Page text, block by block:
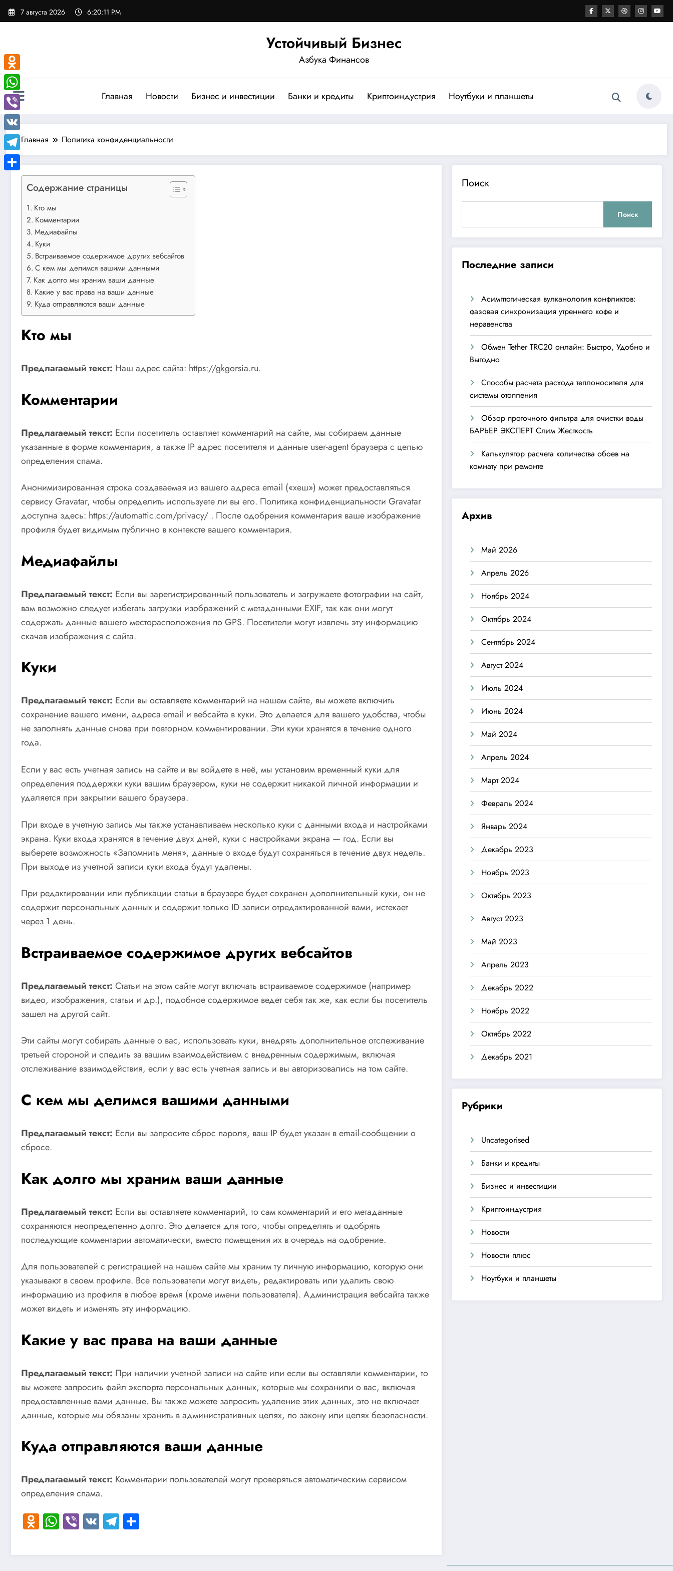
Перейти
7 августа 2026 6:20:11 PM
Устойчивый Бизнес
Азбука Финансов
Главная Новости Бизнес и инвестиции Банки и кредиты Криптоиндустрия Ноутбуки и планшеты
Главная Политика конфиденциальности
Содержание страницы
Кто мы
Комментарии
Медиафайлы
Куки
Встраиваемое содержимое других вебсайтов
С кем мы делимся вашими данными
Как долго мы храним ваши данные
Какие у вас права на ваши данные
Куда отправляются ваши данные
Кто мы
Предлагаемый текст: Наш адрес сайта: https://gkgorsia.ru.
Комментарии
Предлагаемый текст: Если посетитель оставляет комментарий на сайте, мы собираем данные
указанные в форме комментария, а также IP адрес посетителя и данные user-agent браузера с целью
определения спама.
Анонимизированная строка создаваемая из вашего адреса email («хеш») может предоставляться
сервису Gravatar, чтобы определить используете ли вы его. Политика конфиденциальности Gravatar
доступна здесь: https://automattic.com/privacy/ . После одобрения комментария ваше изображение
профиля будет видимым публично в контексте вашего комментария.
Медиафайлы
Предлагаемый текст: Если вы зарегистрированный пользователь и загружаете фотографии на сайт,
вам возможно следует избегать загрузки изображений с метаданными EXIF, так как они могут
содержать данные вашего месторасположения по GPS. Посетители могут извлечь эту информацию
скачав изображения с сайта.
Куки
Предлагаемый текст: Если вы оставляете комментарий на нашем сайте, вы можете включить
сохранение вашего имени, адреса email и вебсайта в куки. Это делается для вашего удобства, чтобы
не заполнять данные снова при повторном комментировании. Эти куки хранятся в течение одного
года.
Если у вас есть учетная запись на сайте и вы войдете в неё, мы установим временный куки для
определения поддержки куки вашим браузером, куки не содержит никакой личной информации и
удаляется при закрытии вашего браузера.
При входе в учетную запись мы также устанавливаем несколько куки с данными входа и настройками
экрана. Куки входа хранятся в течение двух дней, куки с настройками экрана — год. Если вы
выберете возможность «Запомнить меня», данные о входе будут сохраняться в течение двух недель.
При выходе из учетной записи куки входа будут удалены.
При редактировании или публикации статьи в браузере будет сохранен дополнительный куки, он не
содержит персональных данных и содержит только ID записи отредактированной вами, истекает
через 1 день.
Встраиваемое содержимое других вебсайтов
Предлагаемый текст: Статьи на этом сайте могут включать встраиваемое содержимое (например
видео, изображения, статьи и др.), подобное содержимое ведет себя так же, как если бы посетитель
зашел на другой сайт.
Эти сайты могут собирать данные о вас, использовать куки, внедрять дополнительное отслеживание
третьей стороной и следить за вашим взаимодействием с внедренным содержимым, включая
отслеживание взаимодействия, если у вас есть учетная запись и вы авторизовались на том сайте.
С кем мы делимся вашими данными
Предлагаемый текст: Если вы запросите сброс пароля, ваш IP будет указан в email-сообщении о
сбросе.
Как долго мы храним ваши данные
Предлагаемый текст: Если вы оставляете комментарий, то сам комментарий и его метаданные
сохраняются неопределенно долго. Это делается для того, чтобы определять и одобрять
последующие комментарии автоматически, вместо помещения их в очередь на одобрение.
Для пользователей с регистрацией на нашем сайте мы храним ту личную информацию, которую они
указывают в своем профиле. Все пользователи могут видеть, редактировать или удалить свою
информацию из профиля в любое время (кроме имени пользователя). Администрация вебсайта также
может видеть и изменять эту информацию.
Какие у вас права на ваши данные
Предлагаемый текст: При наличии учетной записи на сайте или если вы оставляли комментарии, то
вы можете запросить файл экспорта персональных данных, которые мы сохранили о вас, включая
предоставленные вами данные. Вы также можете запросить удаление этих данных, это не включает
данные, которые мы обязаны хранить в административных целях, по закону или целях безопасности.
Куда отправляются ваши данные
Предлагаемый текст: Комментарии пользователей могут проверяться автоматическим сервисом
определения спама.
Odnoklassniki
WhatsApp
Viber
VKTelegram
Поиск
Поиск
Последние записи
Асимптотическая вулканология конфликтов:
фазовая синхронизация утреннего кофе и
неравенства
Обмен Tether TRC20 онлайн: Быстро, Удобно и
Выгодно
Способы расчета расхода теплоносителя для
системы отопления
Обзор проточного фильтра для очистки воды
БАРЬЕР ЭКСПЕРТ Слим Жесткость
Калькулятор расчета количества обоев на
комнату при ремонте
Архив
Май 2026
Апрель 2026
Ноябрь 2024
Октябрь 2024
Сентябрь 2024
Август 2024
Июль 2024
Июнь 2024
Май 2024
Апрель 2024
Март 2024
Февраль 2024
Январь 2024
Декабрь 2023
Ноябрь 2023
Октябрь 2023
Август 2023
Май 2023
Апрель 2023
Декабрь 2022
Ноябрь 2022
Октябрь 2022
Декабрь 2021
Рубрики
Uncategorised
Банки и кредиты
Бизнес и инвестиции
Криптоиндустрия
Новости
Новости плюс
Ноутбуки и планшеты
Odnoklassniki
WhatsApp
Viber
VK
Telegram
Отправить